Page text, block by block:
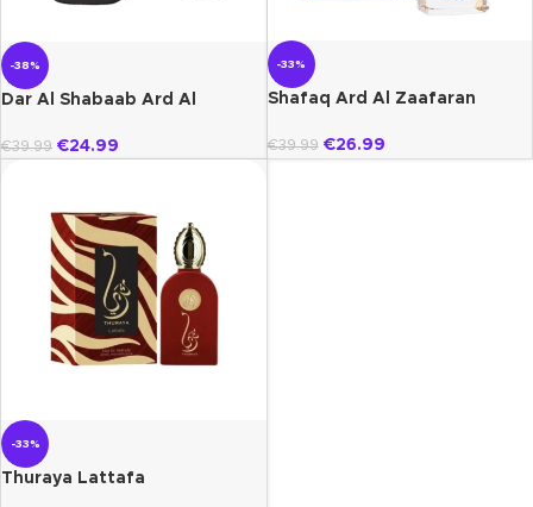
-38%
Dar Al Shabaab Ard Al
€39.99 €24.99
-33%
Shafaq Ard Al Zaafaran
€39.99 €26.99
-33%
Thuraya Lattafa